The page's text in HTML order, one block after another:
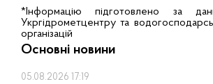
*Інформацію підготовлено за
Укргідрометцентру та
організацій
Основні новини
05.08.2026 17:19